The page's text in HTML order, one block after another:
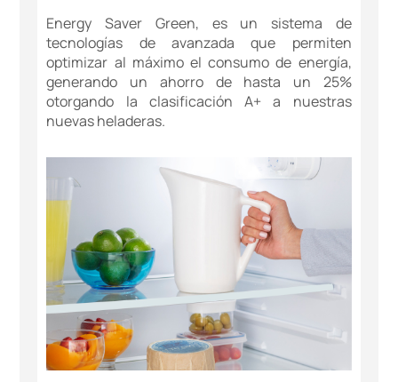
Energy Saver Green, es un sistema de
tecnologías de avanzada que permiten
optimizar al máximo el consumo de energía,
generando un ahorro de hasta un 25%
otorgando la clasificación A+ a nuestras
nuevas heladeras.